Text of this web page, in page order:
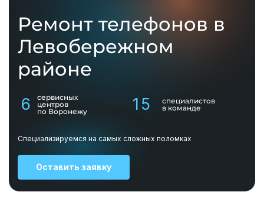
Ремонт телефонов в
Левобережном
районе
6
сервисных
центров
по Воронежу
15
специалистов
в команде
Специализируемся на самых сложных поломках
Оставить заявку